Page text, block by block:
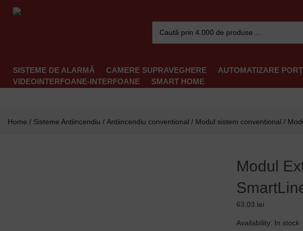
Search
for:
SISTEME DE ALARMĂ CAMERE SUPRAVEGHERE AUTOMATIZARE
VIDEOINTERFOANE-INTERFOANE
SMART HOME
Home / Sisteme Antiincendiu / Antiincendiu conventional / Modul sistem conventional /
Modul
63,03 lei
Availability: In stock
Modul